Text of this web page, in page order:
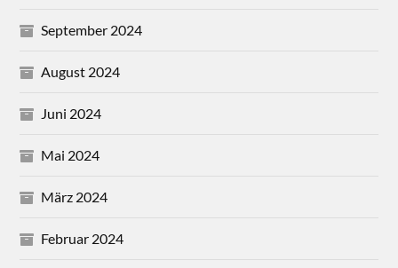
September 2024
August 2024
Juni 2024
Mai 2024
März 2024
Februar 2024